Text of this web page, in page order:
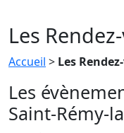
Les
Accueil > Les
Les
Saint-Rémy-